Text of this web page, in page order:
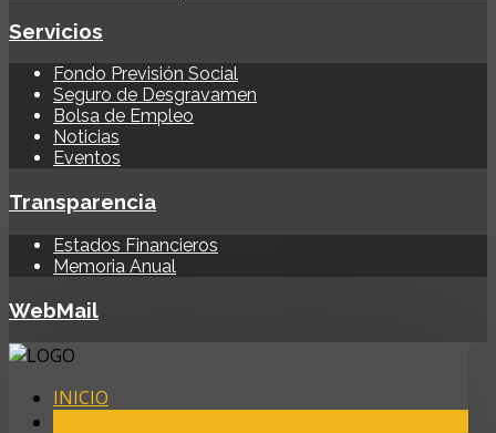
Servicios
Fondo Previsión Social
Seguro de Desgravamen
Bolsa de Empleo
Noticias
Eventos
Transparencia
Estados Financieros
Memoria Anual
WebMail
INICIO